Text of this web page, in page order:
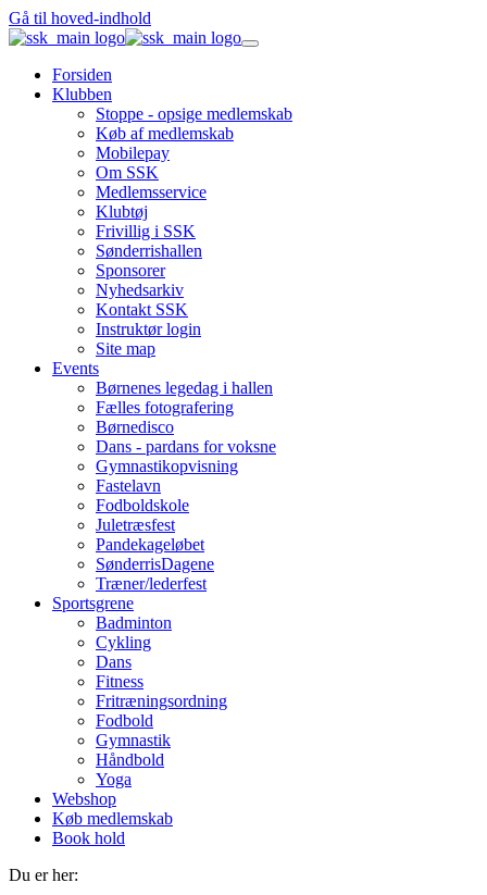
Gå til hoved-indhold
Forsiden
Klubben
Stoppe - opsige medlemskab
Køb af medlemskab
Mobilepay
Om SSK
Medlemsservice
Klubtøj
Frivillig i SSK
Sønderrishallen
Sponsorer
Nyhedsarkiv
Kontakt SSK
Instruktør login
Site map
Events
Børnenes legedag i hallen
Fælles fotografering
Børnedisco
Dans - pardans for voksne
Gymnastikopvisning
Fastelavn
Fodboldskole
Juletræsfest
Pandekageløbet
SønderrisDagene
Træner/lederfest
Sportsgrene
Badminton
Cykling
Dans
Fitness
Fritræningsordning
Fodbold
Gymnastik
Håndbold
Yoga
Webshop
Køb medlemskab
Book hold
Du er her: